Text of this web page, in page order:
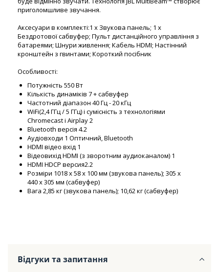
приголомшливе звучання.
Аксесуари в комплекті:1 x Звукова панель; 1 x
Бездротової сабвуфер; Пульт дистанційного управління з
батареями; Шнури живлення; Кабель HDMI; Настінний
кронштейн з гвинтами; Короткий посібник
Особливості:
Потужність 550 Вт
Кількість динаміків 7 + сабвуфер
Частотний діапазон 40 Гц - 20 кГц
WiFi(2,4 ГГц / 5 ГГц) і сумісність з технологіями
Chromecast і Airplay 2
Bluetooth версія 4.2
Аудіовходи 1 Оптичний, Bluetooth
HDMI відео вхід 1
Відеовихід HDMI (з зворотним аудиоканалом) 1
HDMI HDCP версия2.2
Розміри 1018 х 58 х 100 мм (звукова панель); 305 x
440 x 305 мм (сабвуфер)
Вага 2,85 кг (звукова панель); 10,62 кг (сабвуфер)
Відгуки та запитання